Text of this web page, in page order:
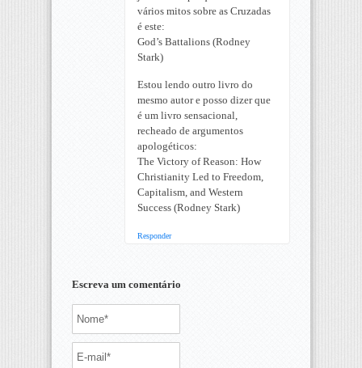
vários mitos sobre as Cruzadas
é este:
God’s Battalions (Rodney
Stark)
Estou lendo outro livro do
mesmo autor e posso dizer que
é um livro sensacional,
recheado de argumentos
apologéticos:
The Victory of Reason: How
Christianity Led to Freedom,
Capitalism, and Western
Success (Rodney Stark)
Responder
Escreva um comentário